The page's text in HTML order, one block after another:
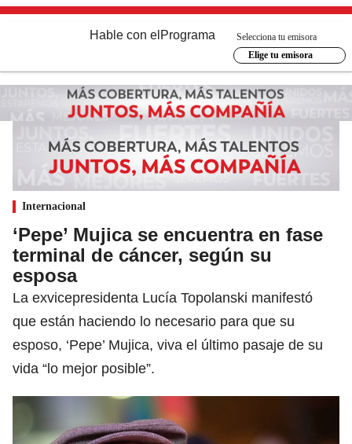
Hable con el Programa
Selecciona tu emisora
Elige tu emisora
Internacional
‘Pepe’ Mujica se encuentra en fase
terminal de cáncer, según su
esposa
La exvicepresidenta Lucía Topolanski manifestó
que están haciendo lo necesario para que su
esposo, ‘Pepe’ Mujica, viva el último pasaje de su
vida “lo mejor posible”.